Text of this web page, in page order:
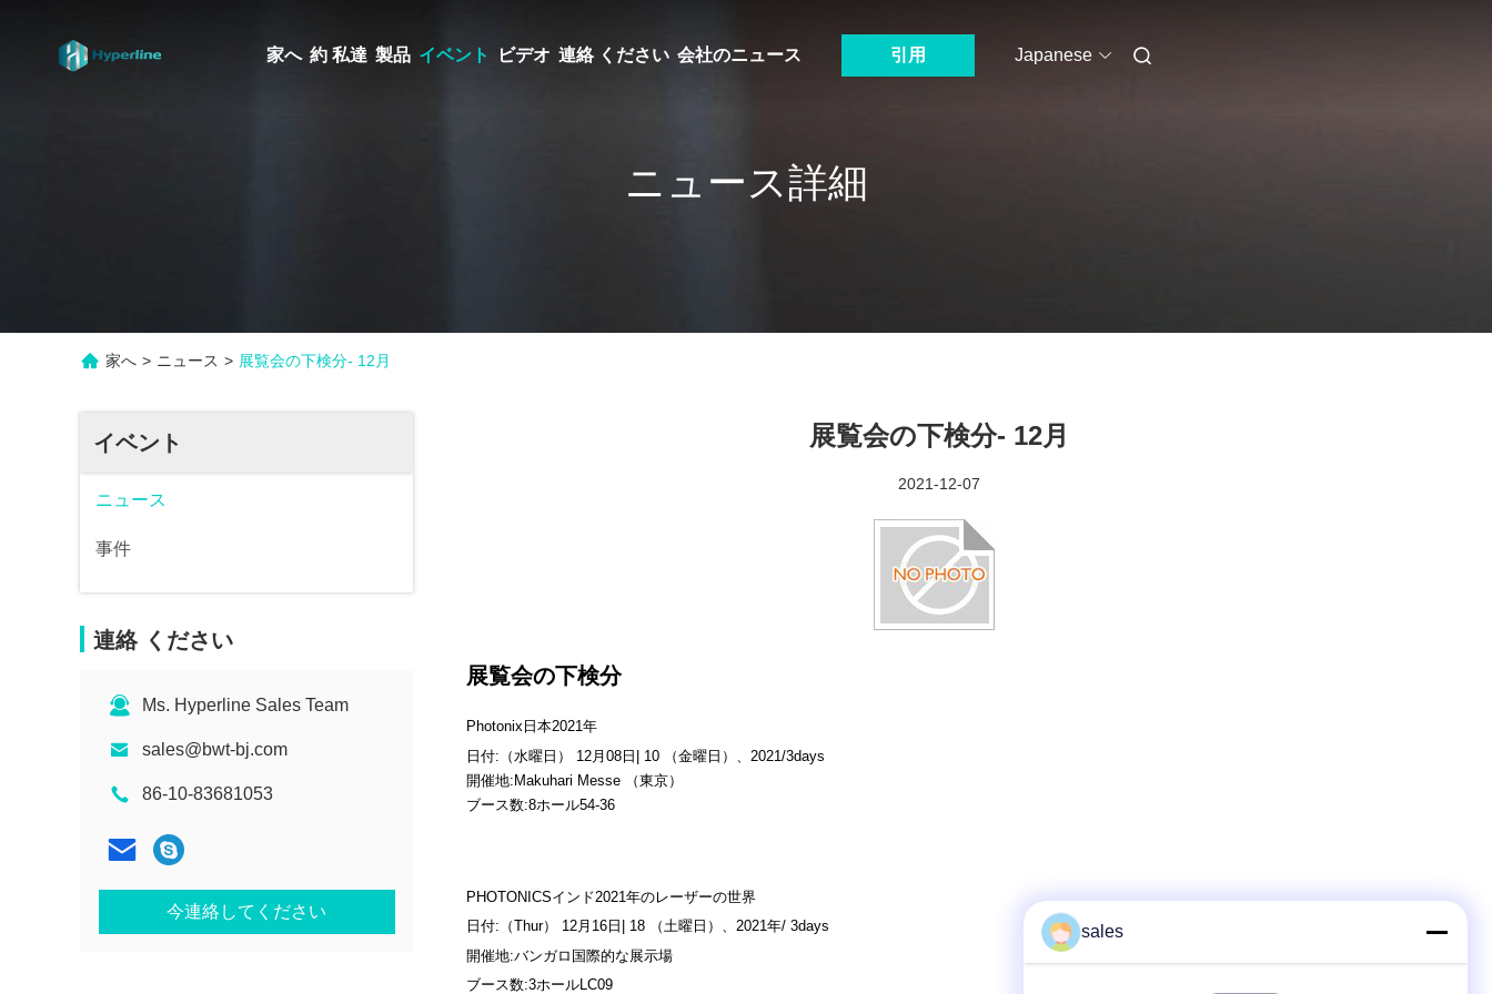
家へ 約 私達 製品 イベント ビデオ 連絡 ください 会社のニュース 引用 Japanese
ニュース詳細
家へ > ニュース > 展覧会の下検分- 12月
イベント
ニュース
事件
連絡 ください
Ms. Hyperline Sales Team
sales@bwt-bj.com
86-10-83681053
今連絡してください
展覧会の下検分- 12月
2021-12-07
展覧会の下検分
Photonix日本2021年
日付:（水曜日） 12月08日| 10 （金曜日）、2021/3days
開催地:Makuhari Messe （東京）
ブース数:8ホール54-36
PHOTONICSインド2021年のレーザーの世界
日付:（Thur） 12月16日| 18 （土曜日）、2021年/ 3days
開催地:バンガロ国際的な展示場
ブース数:3ホールLC09
sales